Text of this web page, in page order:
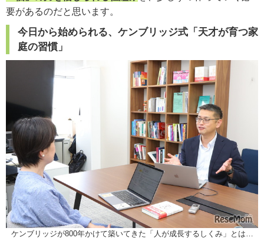
要があるのだと思います。
今日から始められる、ケンブリッジ式「天才が育つ家
庭の習慣」
ケンブリッジが800年かけて築いてきた「人が成長するしくみ」とは…